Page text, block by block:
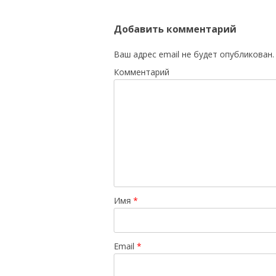
Добавить комментарий
Ваш адрес email не будет опубликован.
Комментарий
Имя *
Email *